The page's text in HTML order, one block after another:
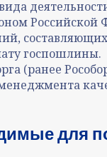
Российской
госпошлины.
(ранее
для